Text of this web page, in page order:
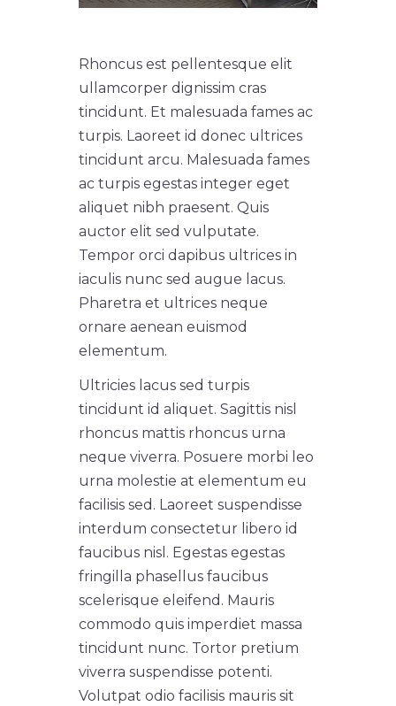
Rhoncus est pellentesque elit
ullamcorper dignissim cras
tincidunt. Et malesuada fames ac
turpis. Laoreet id donec ultrices
tincidunt arcu. Malesuada fames
ac turpis egestas integer eget
aliquet nibh praesent. Quis
auctor elit sed vulputate.
Tempor orci dapibus ultrices in
iaculis nunc sed augue lacus.
Pharetra et ultrices neque
ornare aenean euismod
elementum.
Ultricies lacus sed turpis
tincidunt id aliquet. Sagittis nisl
rhoncus mattis rhoncus urna
neque viverra. Posuere morbi leo
urna molestie at elementum eu
facilisis sed. Laoreet suspendisse
interdum consectetur libero id
faucibus nisl. Egestas egestas
fringilla phasellus faucibus
scelerisque eleifend. Mauris
commodo quis imperdiet massa
tincidunt nunc. Tortor pretium
viverra suspendisse potenti.
Volutpat odio facilisis mauris sit